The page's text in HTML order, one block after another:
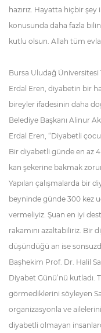
hazırız. Hayatta hiçbir şey
konusunda daha fazla
kutlu olsun. Allah tüm
Bursa Uludağ Üniversitesi
Erdal Eren, diyabetin bir
bireyler ifadesinin daha
Belediye Başkanı Alinur
Erdal Eren, “Diyabetli
Bir diyabetli günde en az
kan şekerine bakmak
Yapılan çalışmalarda bir
beyninde günde 300 kez
vermeliyiz. Şuan en iyi
rakamını azaltabiliriz. Bir
düşündüğü an ise
Başhekim Prof. Dr. Halil
Diyabet Günü’nü kutladı.
görmediklerini söyleyen
organizasyonla ve
diyabetli olmayan